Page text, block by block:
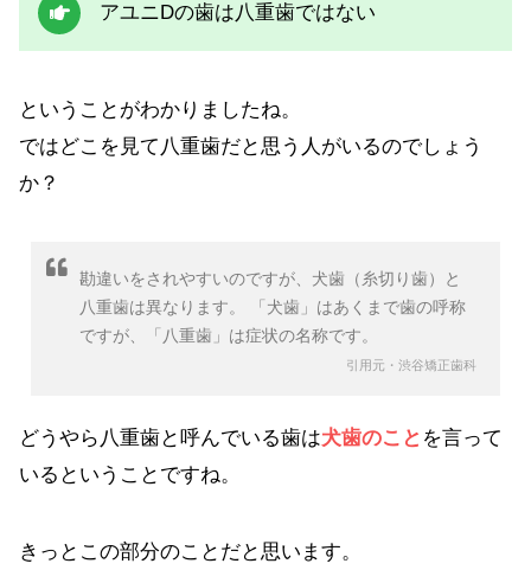
アユニDの歯は八重歯ではない
ということがわかりましたね。
ではどこを見て八重歯だと思う人がいるのでしょう
か？
勘違いをされやすいのですが、犬歯（糸切り歯）と
八重歯は異なります。 「犬歯」はあくまで歯の呼称
ですが、「八重歯」は症状の名称です。
引用元・渋谷矯正歯科
どうやら八重歯と呼んでいる歯は犬歯のこと を言って
いるということですね。
きっとこの部分のことだと思います。